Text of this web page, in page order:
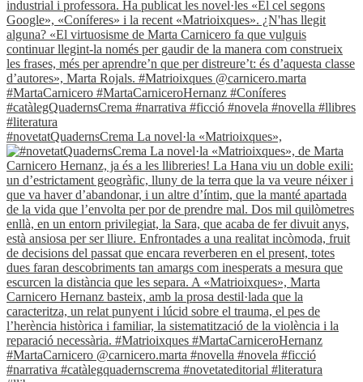
#novetatQuadernsCrema La novel·la «Matrioixques»,